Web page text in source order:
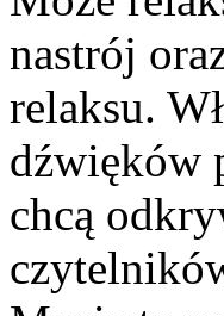
nastrój
relaksu.
dźwięków
chcą